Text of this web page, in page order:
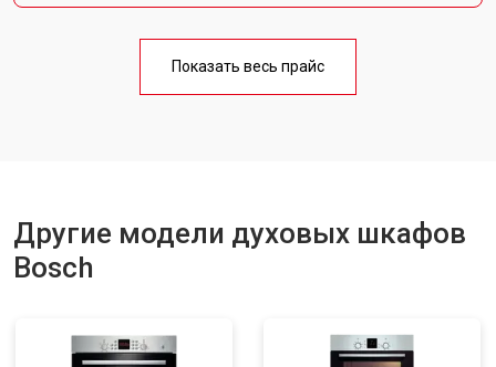
Показать весь прайс
Другие модели духовых шкафов
Bosch